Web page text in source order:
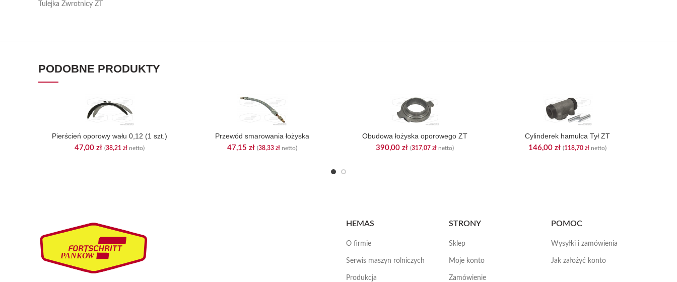
Tulejka Zwrotnicy ZT
PODOBNE PRODUKTY
Pierścień oporowy wału 0,12 (1 szt.)
47,00 zł (38,21 zł netto)
Przewód smarowania łożyska
47,15 zł (38,33 zł netto)
Obudowa łożyska oporowego ZT
390,00 zł (317,07 zł netto)
Cylinderek hamulca Tył ZT
146,00 zł (118,70 zł netto)
HEMAS
O firmie
Serwis maszyn rolniczych
Produkcja
STRONY
Sklep
Moje konto
Zamówienie
POMOC
Wysyłki i zamówienia
Jak założyć konto